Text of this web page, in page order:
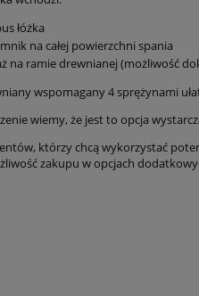
łóżka
na całej powierzchni spania
na ramie drewnianej (możliwość
wspomagany 4 sprężynami
wiemy, że jest to opcja
którzy chcą wykorzystać
zakupu w opcjach